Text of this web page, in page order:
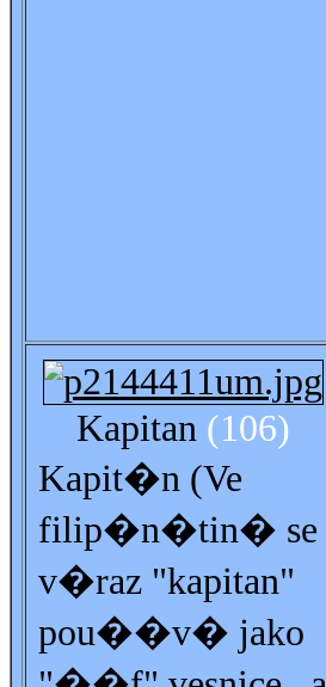
Kapitan (106)
Kapit�n (Ve
filip�n�tin� se
v�raz "kapitan"
pou��v� jako